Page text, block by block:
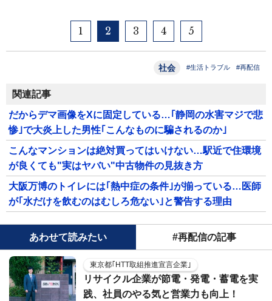
1 2 3 4 5
社会 #生活トラブル #再配信
関連記事
だからデマ画像をXに固定している…｢静岡の水害マジで悲
惨｣で大炎上した男性｢こんなものに騙されるのか｣
こんなマンションは絶対買ってはいけない…駅近で住環境
が良くても"実はヤバい"中古物件の見抜き方
大阪万博のトイレには｢熱中症の条件｣が揃っている…医師
が｢水だけを飲むのはむしろ危ない｣と警告する理由
あわせて読みたい #再配信の記事
東京都｢HTT取組推進宣言企業｣
リサイクル企業が節電・発電・蓄電を実
践、社員のやる気と営業力も向上！